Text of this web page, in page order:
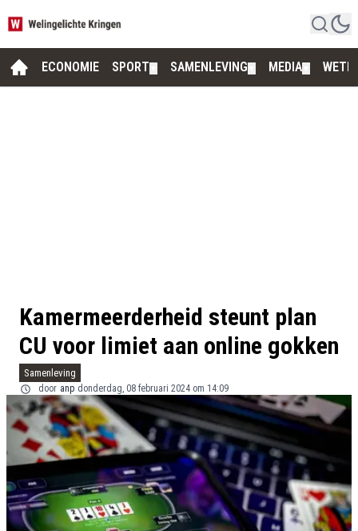
ECONOMIE SPORT SAMENLEVING MEDIA
Kamermeerderheid steunt plan
CU voor limiet aan online gokken
Samenleving
door anp donderdag, 08 februari 2024 om 14:09